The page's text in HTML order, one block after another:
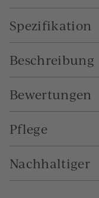
Spezifikation
Beschreibung
Bewertungen
Pflege
Nachhaltiger